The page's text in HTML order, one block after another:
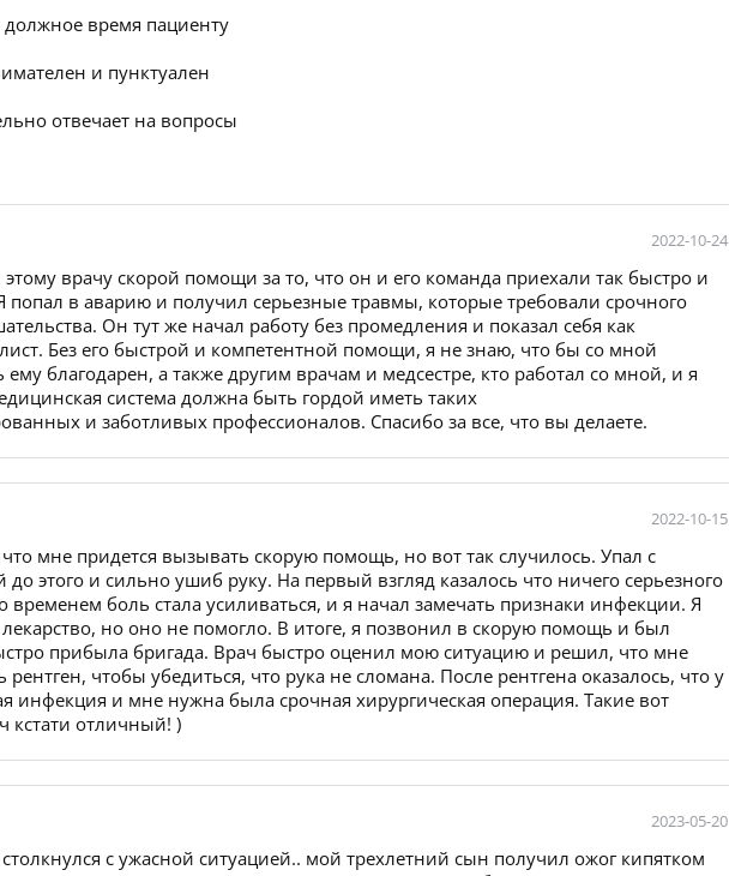
должное время пациенту
и пунктуален
отвечает на вопросы
2022-10-24
врачу скорой помощи за то, что он и его команда приехали так быстро и
попал в аварию и получил серьезные травмы, которые требовали срочного
Он тут же начал работу без промедления и показал себя как
Без его быстрой и компетентной помощи, я не знаю, что бы со мной
благодарен, а также другим врачам и медсестре, кто работал со мной, и я
система должна быть гордой иметь таких
и заботливых профессионалов. Спасибо за все, что вы делаете.
2022-10-15
мне придется вызывать скорую помощь, но вот так случилось. Упал с
до этого и сильно ушиб руку. На первый взгляд казалось что ничего серьезного
временем боль стала усиливаться, и я начал замечать признаки инфекции. Я
но оно не помогло. В итоге, я позвонил в скорую помощь и был
прибыла бригада. Врач быстро оценил мою ситуацию и решил, что мне
чтобы убедиться, что рука не сломана. После рентгена оказалось, что у
инфекция и мне нужна была срочная хирургическая операция. Такие вот
кстати отличный! )
2023-05-20
с ужасной ситуацией.. мой трехлетний сын получил ожог кипятком